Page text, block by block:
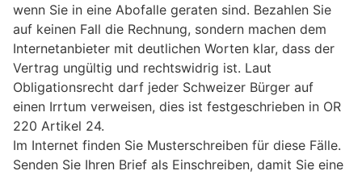
wenn Sie in eine Abofalle geraten sind. Bezahlen Sie
auf keinen Fall die Rechnung, sondern machen dem
Internetanbieter mit deutlichen Worten klar, dass der
Vertrag ungültig und rechtswidrig ist. Laut
Obligationsrecht darf jeder Schweizer Bürger auf
einen Irrtum verweisen, dies ist festgeschrieben in OR
220 Artikel 24.
Im Internet finden Sie Musterschreiben für diese Fälle.
Senden Sie Ihren Brief als Einschreiben, damit Sie eine